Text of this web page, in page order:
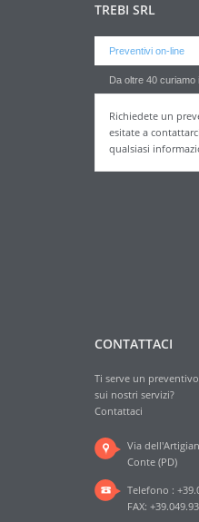
TREBI SRL
Preventivi on-line
Da oltre 40 curiamo
Richiedete un
esitate a
qualsiasi
CONTATTACI
Ti serve un
sui nostri servizi?
Contattaci
Via
Conte (PD)
Telefono :
FAX: